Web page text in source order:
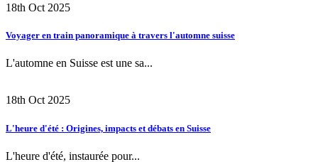
18th Oct 2025
Voyager en train panoramique à travers l'automne suisse
L'automne en Suisse est une sa...
18th Oct 2025
L'heure d'été : Origines, impacts et débats en Suisse
L'heure d'été, instaurée pour...